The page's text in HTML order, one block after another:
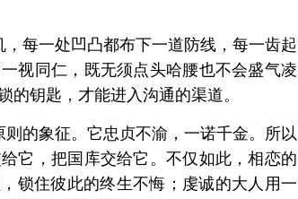
每一处凹凸都布下一道防线，每一齿起
视同仁，既无须点头哈腰也不会盛气凌
钥匙，才能进入沟通的渠道。
的象征。它忠贞不渝，一诺千金。所以
它，把国库交给它。不仅如此，相恋的
锁住彼此的终生不悔；虔诚的大人用一